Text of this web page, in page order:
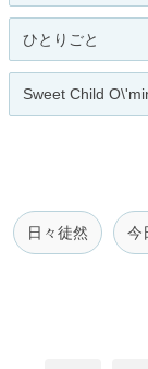
ひとりごと
Sweet Child
日々徒然 今